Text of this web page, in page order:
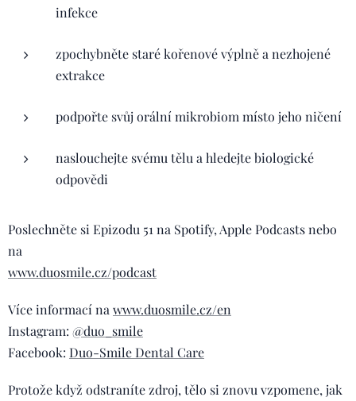
infekce
zpochybněte staré kořenové výplně a nezhojené
extrakce
podpořte svůj orální mikrobiom místo jeho ničení
naslouchejte svému tělu a hledejte biologické
odpovědi
Poslechněte si Epizodu 51 na Spotify, Apple Podcasts nebo
na
www.duosmile.cz/podcast
Více informací na www.duosmile.cz/en
Instagram: @duo_smile
Facebook: Duo-Smile Dental Care
Protože když odstraníte zdroj, tělo si znovu vzpomene, jak